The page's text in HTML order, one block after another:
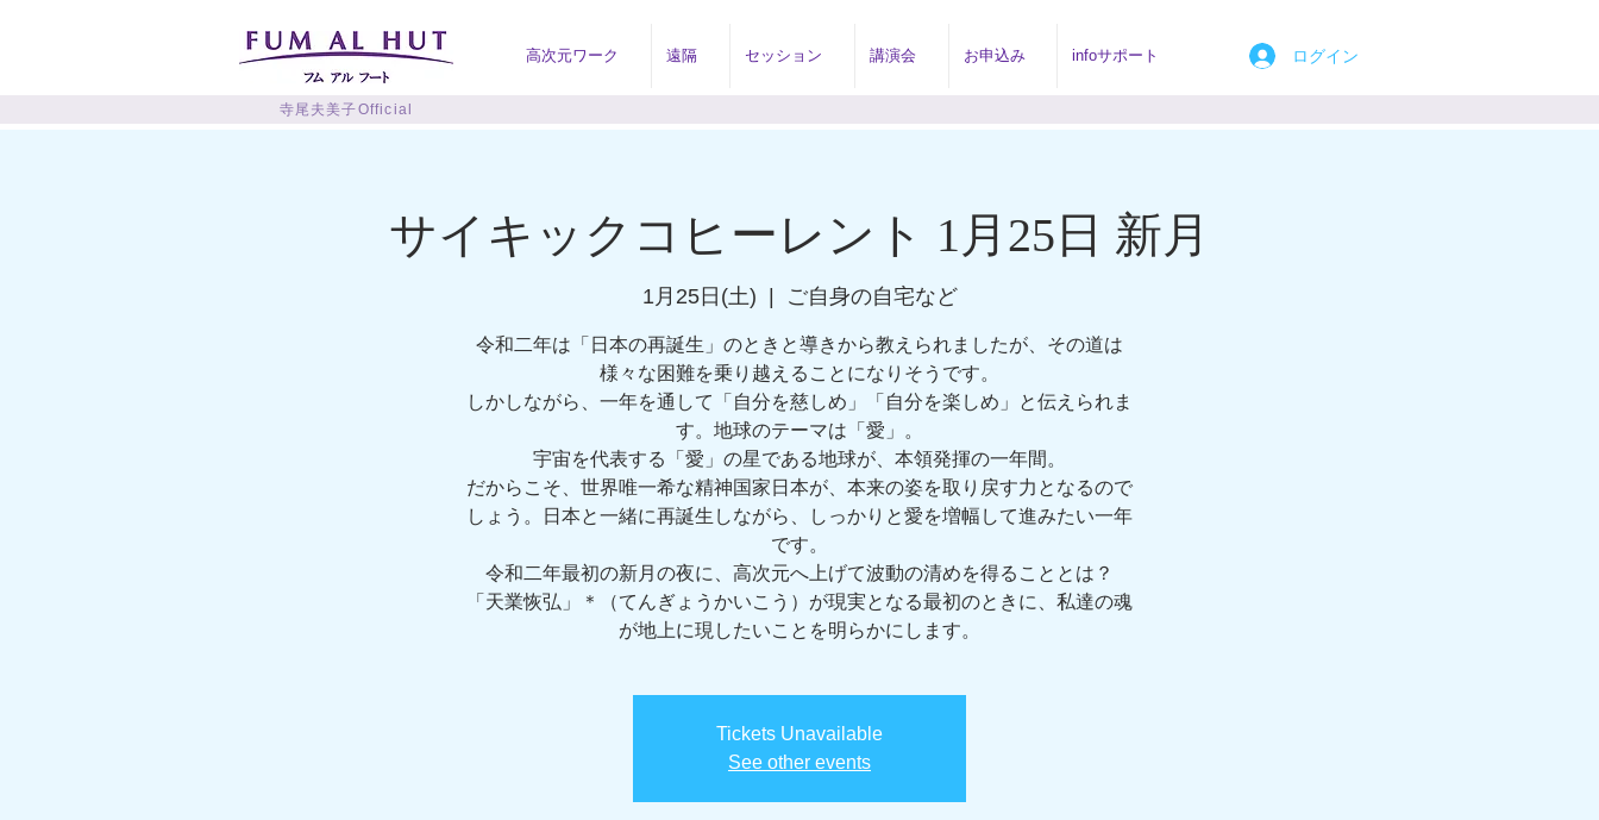
高次元ワーク 遠隔 セッション 講演会 お申込み infoサポート ログイン
寺尾夫美子Official
サイキックコヒーレント 1月25日 新月
1月25日(土) ご自身の自宅など
令和二年は「日本の再誕生」のときと導きから教えられましたが、その道は
様々な困難を乗り越えることになりそうです。
しかしながら、一年を通して「自分を慈しめ」「自分を楽しめ」と伝えられま
す。地球のテーマは「愛」。
宇宙を代表する「愛」の星である地球が、本領発揮の一年間。
だからこそ、世界唯一希な精神国家日本が、本来の姿を取り戻す力となるので
しょう。日本と一緒に再誕生しながら、しっかりと愛を増幅して進みたい一年
です。
令和二年最初の新月の夜に、高次元へ上げて波動の清めを得ることとは？
「天業恢弘」＊（てんぎょうかいこう）が現実となる最初のときに、私達の魂
が地上に現したいことを明らかにします。
Tickets Unavailable
See other events